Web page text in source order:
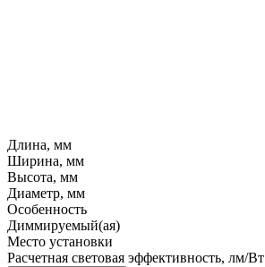
Длина, мм
Ширина, мм
Высота, мм
Диаметр, мм
Особенность
Диммируемый(ая)
Место установки
Расчетная световая эффективность, лм/Вт